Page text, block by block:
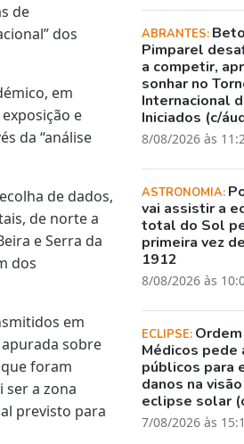
de
dos
em
e
da “análise
de dados,
de norte a
e Serra da
dos
em
sobre
foram
ser a zona
previsto para
ABRANTES: Beto
Pimparel
a competir,
sonhar no
Internacional
Iniciados (c/
8/08/2026 às
ASTRONOMIA:
vai assistir a
total do Sol
primeira vez
1912
8/08/2026 às
ECLIPSE:
Médicos pede
públicos para
danos na
eclipse solar
7/08/2026 às